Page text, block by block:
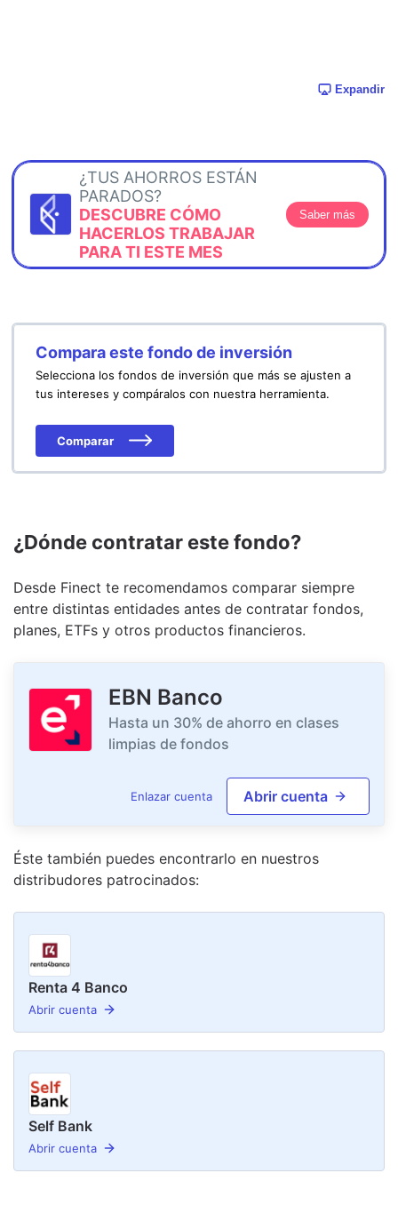
Expandir
¿TUS AHORROS ESTÁN
PARADOS?
DESCUBRE CÓMO
HACERLOS TRABAJAR
PARA TI ESTE MES
Saber más
Compara este fondo de inversión
Selecciona los fondos de inversión que más se ajusten a
tus intereses y compáralos con nuestra herramienta.
Comparar
¿Dónde contratar este fondo?
Desde Finect te recomendamos comparar siempre
entre distintas entidades antes de contratar fondos,
planes, ETFs y otros productos financieros.
EBN Banco
Hasta un 30% de ahorro en clases
limpias de fondos
Enlazar cuenta Abrir cuenta
Éste también puedes encontrarlo en nuestros
distribudores patrocinados:
Renta 4 Banco
Abrir cuenta
Self Bank
Abrir cuenta